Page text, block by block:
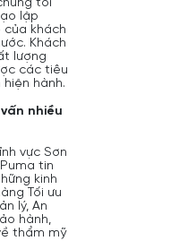
tôi
lập
của khách
Khách
lượng
các tiêu
hành.
nhiều
vực Sơn
tin
kinh
Tối ưu
lý, An
hành,
thẩm mỹ